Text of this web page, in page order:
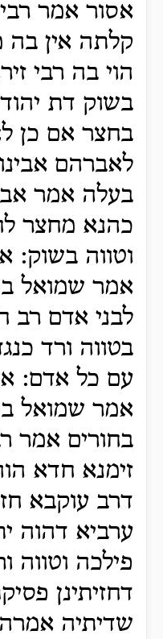
אסור אמר
קלתה אין
הוי בה רבי
בשוק דת
בחצר אם כן
לאברהם
בעלה אמר
כהנא מחצר
וטווה בשוק:
אמר שמואל
לבני אדם רב
בטווה ורד
עם כל אדם:
אמר שמואל
בחורים אמר
זימנא חדא
דרב עוקבא
ערביא דהוה
פילכה וטווה
דחזיתינן
שדיתיה